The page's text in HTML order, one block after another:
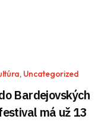
, Uncategorized
Bardejovských
má už 13